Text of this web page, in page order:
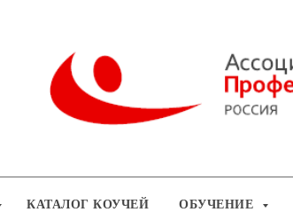
КАТАЛОГ КОУЧЕЙ ОБУЧЕНИЕ